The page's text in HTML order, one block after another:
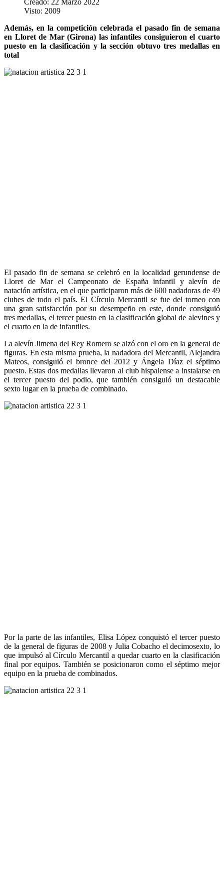
Visto: 2009
Además, en la competición celebrada el pasado fin de semana
en Lloret de Mar (Girona) las infantiles consiguieron el cuarto
puesto en la clasificación y la sección obtuvo tres medallas en
total
El pasado fin de semana se celebró en la localidad gerundense de
Lloret de Mar el Campeonato de España infantil y alevín de
natación artística, en el que participaron más de 600 nadadoras de 49
clubes de todo el país. El Círculo Mercantil se fue del torneo con
una gran satisfacción por su desempeño en este, donde consiguió
tres medallas, el tercer puesto en la clasificación global de alevines y
el cuarto en la de infantiles.
La alevín Jimena del Rey Romero se alzó con el oro en la general de
figuras. En esta misma prueba, la nadadora del Mercantil, Alejandra
Mateos, consiguió el bronce del 2012 y Ángela Díaz el séptimo
puesto. Estas dos medallas llevaron al club hispalense a instalarse en
el tercer puesto del podio, que también consiguió un destacable
sexto lugar en la prueba de combinado.
Por la parte de las infantiles, Elisa López conquistó el tercer puesto
de la general de figuras de 2008 y Julia Cobacho el decimosexto, lo
que impulsó al Círculo Mercantil a quedar cuarto en la clasificación
final por equipos. También se posicionaron como el séptimo mejor
equipo en la prueba de combinados.